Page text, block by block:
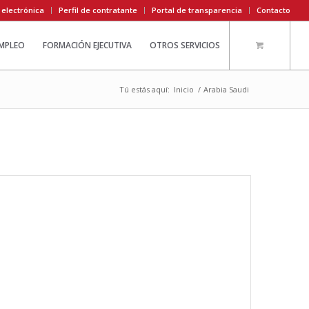
electrónica Perfil de contratante Portal de transparencia Contacto
FORMACIÓN EJECUTIVA OTROS SERVICIOS
Tú estás aquí: Inicio / Arabia Saudi